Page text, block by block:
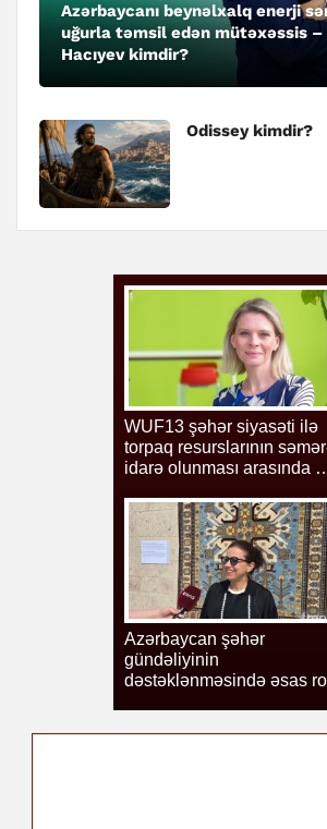
Azərbaycanı beynəlxalq enerji
uğurla təmsil edən mütəxəssis –
Hacıyev kimdir?
Odissey kimdir?